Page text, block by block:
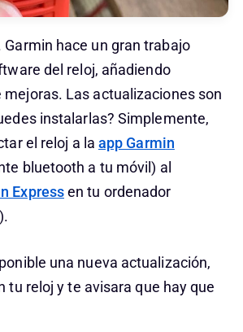
hace un gran trabajo
del reloj, añadiendo
Las actualizaciones son
instalarlas? Simplemente,
el reloj a la app Garmin
bluetooth a tu móvil) al
Expressen tu ordenador
una nueva actualización,
tu reloj y te avisara que hay que